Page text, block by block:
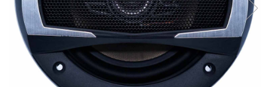
Navigatii Fiat
Navigatii Nissan
Navigatii Citroen
Navigatii Suzuki